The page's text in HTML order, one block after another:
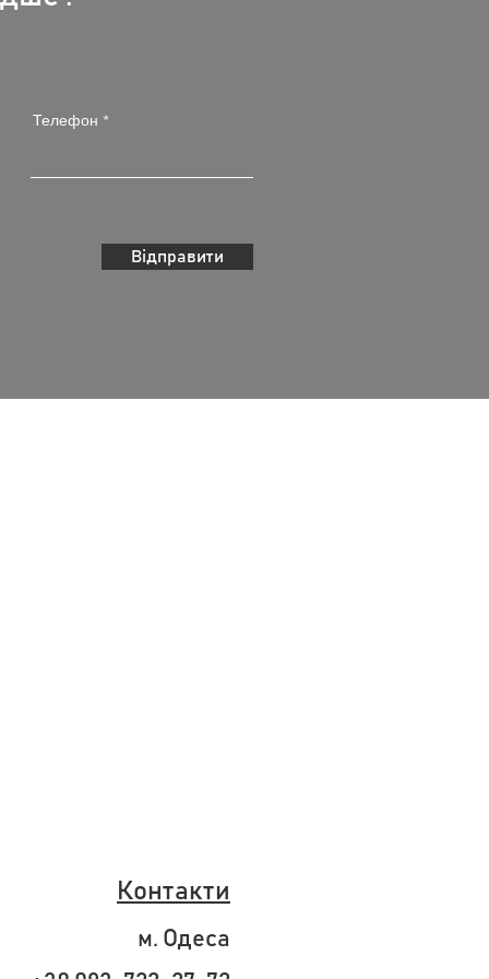
Телефон
Відправити
Контакти
м. Одеса